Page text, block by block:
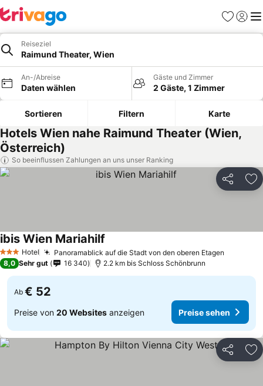
Favoriten
Reiseziel
Raimund Theater, Wien
An-/Abreise
Daten wählen
Gäste und Zimmer
2 Gäste, 1 Zimmer
Sortieren Filtern Karte
Hotels Wien nahe Raimund Theater (Wien,
Österreich)
So beeinflussen Zahlungen an uns unser Ranking
Teilen
3 SterneHotel Panoramablick auf die Stadt von den oberen Etagen
ibis Wien Mariahilf
8,0 Sehr gut 16 340 2.2 km bis Schloss Schönbrunn
Ab € 52
Preise von 20 Websites anzeigen Preise sehen
Teilen